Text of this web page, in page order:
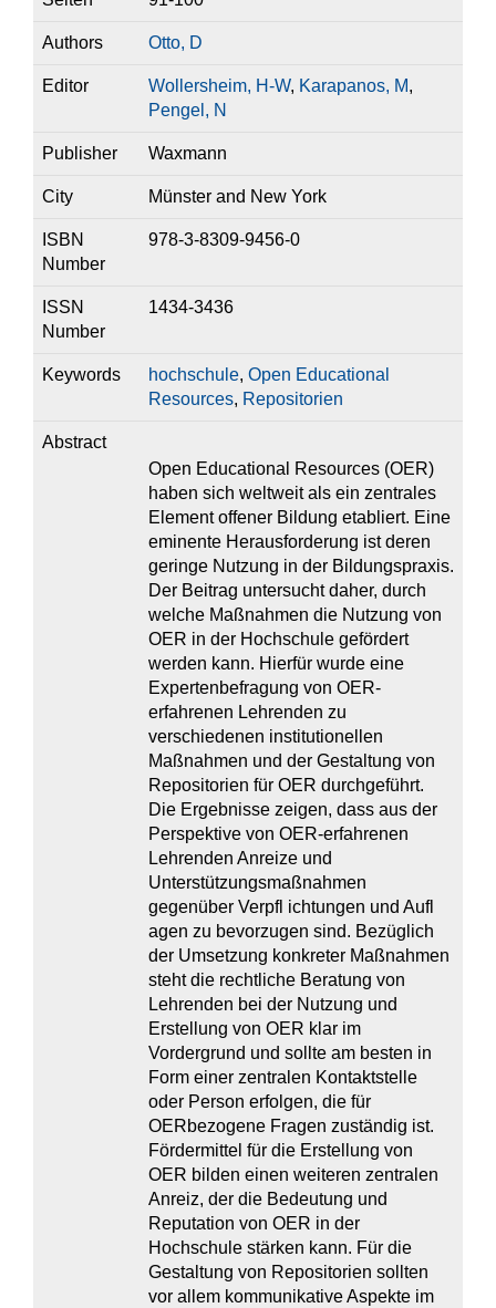
Authors Otto, D
Editor Wollersheim, H-W, Karapanos, M,
Pengel, N
Publisher Waxmann
City Münster and New York
ISBN
Number
978-3-8309-9456-0
ISSN
Number
1434-3436
Keywords hochschule, Open Educational
Resources, Repositorien
Abstract
Open Educational Resources (OER)
haben sich weltweit als ein zentrales
Element offener Bildung etabliert. Eine
eminente Herausforderung ist deren
geringe Nutzung in der Bildungspraxis.
Der Beitrag untersucht daher, durch
welche Maßnahmen die Nutzung von
OER in der Hochschule gefördert
werden kann. Hierfür wurde eine
Expertenbefragung von OER-
erfahrenen Lehrenden zu
verschiedenen institutionellen
Maßnahmen und der Gestaltung von
Repositorien für OER durchgeführt.
Die Ergebnisse zeigen, dass aus der
Perspektive von OER-erfahrenen
Lehrenden Anreize und
Unterstützungsmaßnahmen
gegenüber Verpfl ichtungen und Aufl
agen zu bevorzugen sind. Bezüglich
der Umsetzung konkreter Maßnahmen
steht die rechtliche Beratung von
Lehrenden bei der Nutzung und
Erstellung von OER klar im
Vordergrund und sollte am besten in
Form einer zentralen Kontaktstelle
oder Person erfolgen, die für
OERbezogene Fragen zuständig ist.
Fördermittel für die Erstellung von
OER bilden einen weiteren zentralen
Anreiz, der die Bedeutung und
Reputation von OER in der
Hochschule stärken kann. Für die
Gestaltung von Repositorien sollten
vor allem kommunikative Aspekte im